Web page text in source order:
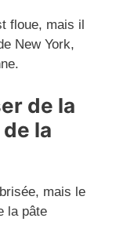
floue, mais il
New York,
de la
la
mais le
la pâte